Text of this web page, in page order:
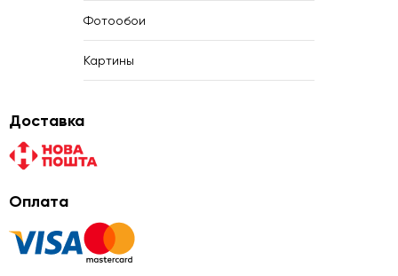
Фотообои
Картины
Доставка
Оплата